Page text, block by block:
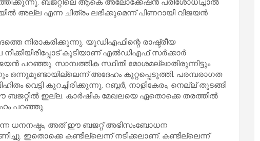
ബജറ്റിലെ ആകെ അലോക്കേഷൻ പരിശോധിച്ചാൽ
അല്ല എന്ന ചിത്രം ലഭിക്കുമെന്ന് പിണറായി വിജയൻ
നിരാകരിക്കുന്നു. യുഡിഎഫിന്റെ രാഷ്ട്രീയ
കൂടിയാണ് എൽഡിഎഫ് സർക്കാർ
പറഞ്ഞു. സാമ്പത്തിക സ്ഥിതി മോശമല്ലാതിരുന്നിട്ടും
ഒന്നുമുണ്ടായില്ലെന്ന് അദേഹം കുറ്റപ്പെടുത്തി. പരമ്പരാഗത
വെട്ടി കുറച്ചിരിക്കുന്നു. റബ്ബർ, നാളികേരം, നെല്ല് തുടങ്ങി
ബജറ്റിൽ ഇല്ല. കാർഷിക മേഖലയെ ഏതൊക്കെ തരത്തിൽ
പറഞ്ഞു.
ധനനഷ്ടം, അത് ഈ ബജറ്റ് അഭിസംബോധന
ഇതൊക്കെ കണ്ടില്ലെന്ന് നടിക്കലാണ്. കണ്ടില്ലെന്ന്